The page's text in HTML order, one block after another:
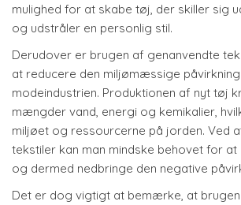
mulighed for at skabe tøj, der skiller sig
og udstråler en personlig stil.
Derudover er brugen af genanvendte
at reducere den miljømæssige
modeindustrien. Produktionen af nyt tøj
mængder vand, energi og kemikalier,
miljøet og ressourcerne på jorden. Ved
tekstiler kan man mindske behovet for
og dermed nedbringe den negative
Det er dog vigtigt at bemærke, at